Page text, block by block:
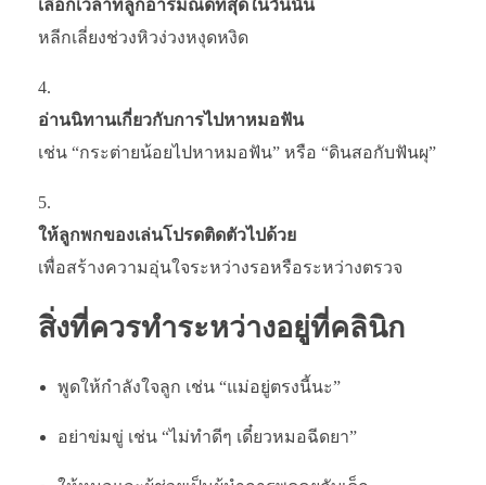
เลือกเวลาที่ลูกอารมณ์ดีที่สุดในวันนั้น
หลีกเลี่ยงช่วงหิวง่วงหงุดหงิด
อ่านนิทานเกี่ยวกับการไปหาหมอฟัน
เช่น “กระต่ายน้อยไปหาหมอฟัน” หรือ “ดินสอกับฟันผุ”
ให้ลูกพกของเล่นโปรดติดตัวไปด้วย
เพื่อสร้างความอุ่นใจระหว่างรอหรือระหว่างตรวจ
สิ่งที่ควรทำระหว่างอยู่ที่คลินิก
พูดให้กำลังใจลูก เช่น “แม่อยู่ตรงนี้นะ”
อย่าข่มขู่ เช่น “ไม่ทำดีๆ เดี๋ยวหมอฉีดยา”